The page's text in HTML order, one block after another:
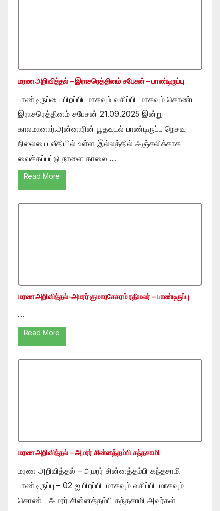
மரண அறிவித்தல் – இராசரெத்தினம் சபேசன் – பாண்டிருப்பு
பாண்டிருப்பை பிறப்பிடமாகவும் வசிப்பிடமாகவும் கொண்ட
இராசரெத்தினம் சபேசன் 21.09.2025 இன்று
காலமானார்.அன்னாரின் பூதவுடல் பாண்டிருப்பு நெசவு
நிலையை வீதியில் உள்ள இல்லத்தில் அஞ்சலிக்காக
வைக்கப்பட்டு நாளை காலை …
Read More
மரண அறிவித்தல்-அமரர் குமாரசேகரம் ரதிமலர் – பாண்டிருப்பு
…
Read More
மரண அறிவித்தல் – அமரர் சின்னத்தம்பி கந்தசாமி
மரண அறிவித்தல் – அமரர் சின்னத்தம்பி கந்தசாமி
பாண்டிருப்பு – 02 ஐ பிறப்பிடமாகவும் வசிப்பிடமாகவும்
கொண்ட அமரர் சின்னத்தம்பி கந்தசாமி அவர்கள்